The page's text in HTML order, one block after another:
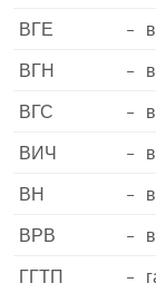
ВГЕ
–
ВГН
–
ВГС
–
ВИЧ
–
ВН
–
ВРВ
–
ГГТП
–